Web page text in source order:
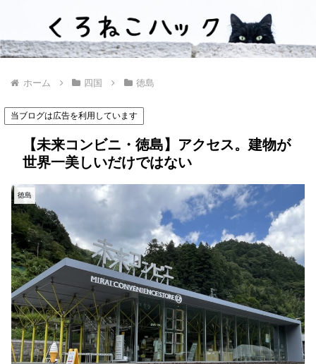
ホーム 四国 徳島
当ブログは広告を利用しています
【未来コンビニ・徳島】アクセス。建物が
世界一美しいだけではない
徳島